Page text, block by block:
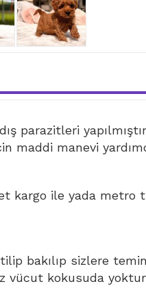
parazitleri
maddi manevi
kargo ile yada metro
bakılıp sizlere
vücut kokusuda yoktur